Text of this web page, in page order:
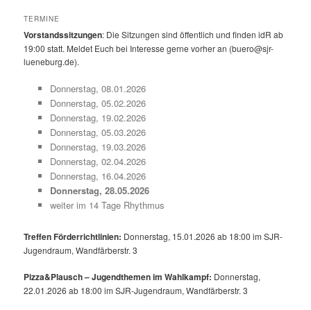
TERMINE
Vorstandssitzungen: Die Sitzungen sind öffentlich und finden idR ab
19:00 statt. Meldet Euch bei Interesse gerne vorher an (buero@sjr-
lueneburg.de).
Donnerstag, 08.01.2026
Donnerstag, 05.02.2026
Donnerstag, 19.02.2026
Donnerstag, 05.03.2026
Donnerstag, 19.03.2026
Donnerstag, 02.04.2026
Donnerstag, 16.04.2026
Donnerstag, 28.05.2026
weiter im 14 Tage Rhythmus
Treffen Förderrichtlinien: Donnerstag, 15.01.2026 ab 18:00 im SJR-
Jugendraum, Wandfärberstr. 3
Pizza&Plausch – Jugendthemen im Wahlkampf: Donnerstag,
22.01.2026 ab 18:00 im SJR-Jugendraum, Wandfärberstr. 3